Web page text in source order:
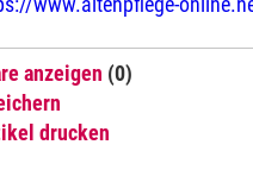
anzeigen (0)
drucken